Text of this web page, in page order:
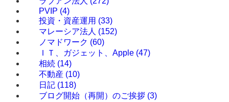
PVIP (4)
投資・資産運用 (33)
マレーシア法人 (152)
ノマドワーク (60)
ＩＴ、ガジェット、Apple (47)
相続 (14)
不動産 (10)
日記 (118)
ブログ開始（再開）のご挨拶 (3)